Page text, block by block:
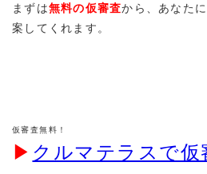
まずは無料の仮審査から
、あなた
案してくれます。
仮審査無料！
▶︎ クルマテラスで仮